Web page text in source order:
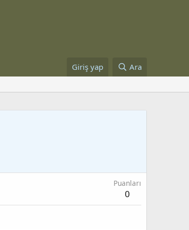
Giriş yap Ara
Puanları
0